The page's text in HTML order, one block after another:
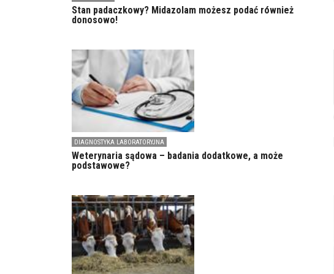
Stan padaczkowy? Midazolam możesz podać również
donosowo!
DIAGNOSTYKA LABORATORYJNA
Weterynaria sądowa – badania dodatkowe, a może
podstawowe?